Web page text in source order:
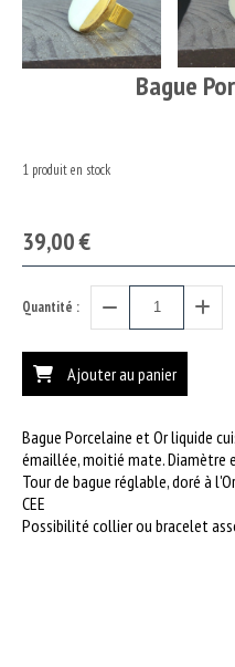
Bague
39,00€
1 produit en stock
Quantité :
Ajouter au panier
Bague Porcelaine et Or liquide
émaillée, moitié mate. Diamètre
Tour de bague réglable, doré à
CEE
Possibilité collier ou bracelet